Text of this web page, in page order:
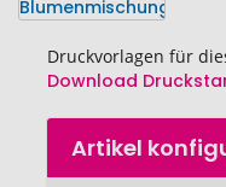
Druckvorlagen für
Download
Zum
AnfangArtikel